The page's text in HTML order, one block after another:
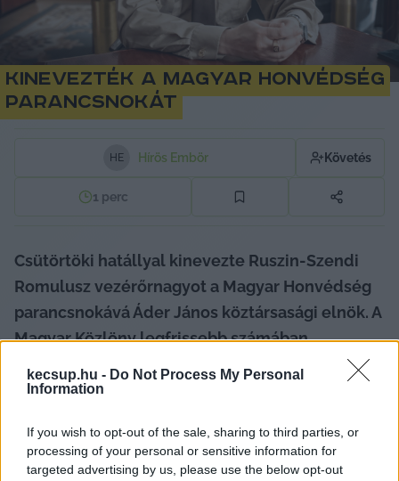
kecsup.hu - Do Not Process My Personal
Information
If you wish to opt-out of the sale, sharing to third parties, or
processing of your personal or sensitive information for
targeted advertising by us, please use the below opt-out
Kinevezték a Magyar Honvédség
parancsnokát
H E Hírös Embör Követés
1 perc
Csütörtöki hatállyal kinevezte Ruszin-Szendi
Romulusz vezérőrnagyot a Magyar Honvédség
parancsnokává Áder János köztársasági elnök. A
Magyar Közlöny legfrissebb számában
Romulusz kinevezése 2021. június 3-tól 2026.
A Magyar Közlöny múlt szerdai számában jelent